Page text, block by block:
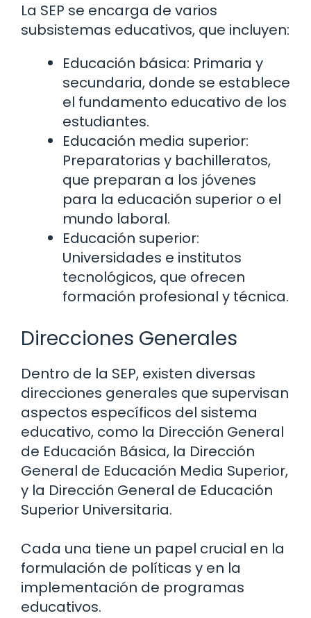
La SEP se encarga de varios
subsistemas educativos, que incluyen:
Educación básica: Primaria y
secundaria, donde se establece
el fundamento educativo de los
estudiantes.
Educación media superior:
Preparatorias y bachilleratos,
que preparan a los jóvenes
para la educación superior o el
mundo laboral.
Educación superior:
Universidades e institutos
tecnológicos, que ofrecen
formación profesional y técnica.
Direcciones Generales
Dentro de la SEP, existen diversas
direcciones generales que supervisan
aspectos específicos del sistema
educativo, como la Dirección General
de Educación Básica, la Dirección
General de Educación Media Superior,
y la Dirección General de Educación
Superior Universitaria.
Cada una tiene un papel crucial en la
formulación de políticas y en la
implementación de programas
educativos.